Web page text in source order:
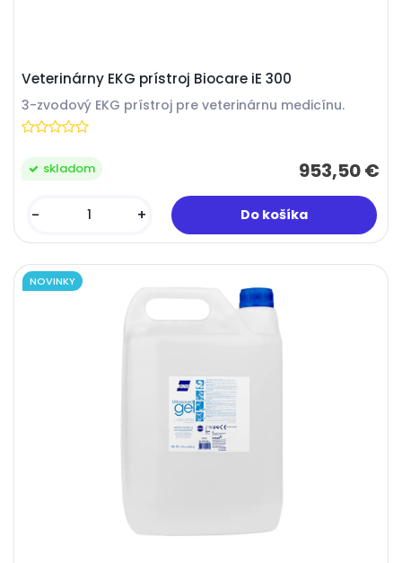
Veterinárny EKG prístroj Biocare iE 300
3-zvodový EKG prístroj pre veterinárnu medicínu.
953,50 €
skladom
- +
NOVINKY